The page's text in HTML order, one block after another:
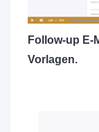
Follow-up E-
Vorlagen.